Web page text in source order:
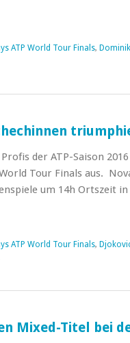
ATP World Tour Finals,
der ATP-Saison
Tour Finals aus.
um 14h Ortszeit in
ATP World Tour Finals,
Mixed-Titel bei